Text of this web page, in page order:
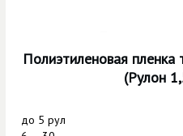
Полиэтиленовая
(Рулон
до 5 рул